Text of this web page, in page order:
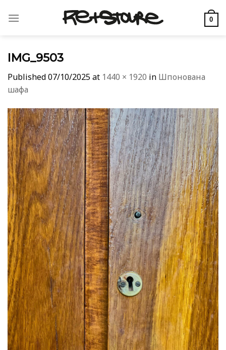
0
IMG_9503
Published07/10/2025at 1440 × 1920 in Шпонована
шафа